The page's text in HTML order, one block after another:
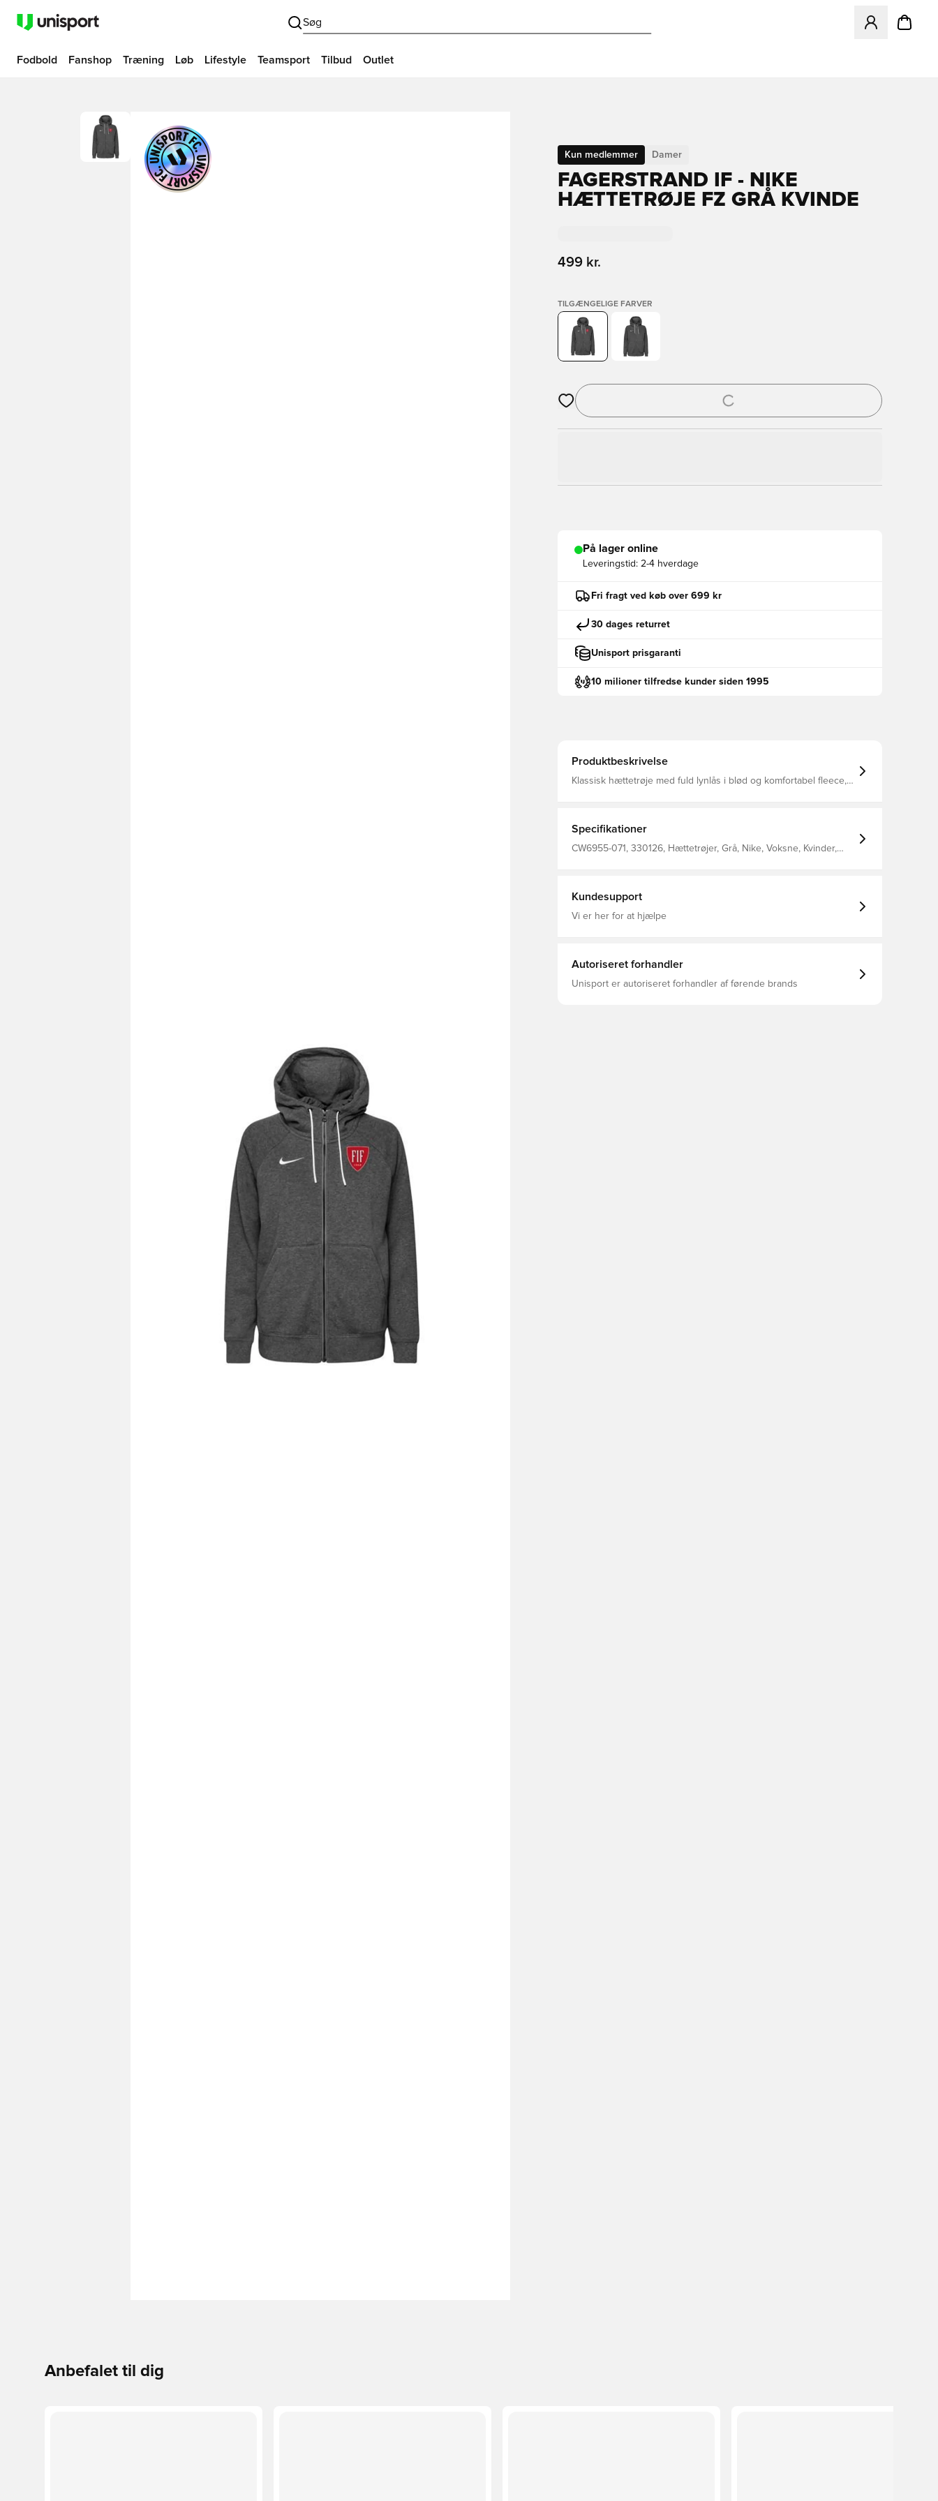
Søg
Åbner en
Fodbold Fanshop Træning Løb Lifestyle Teamsport Tilbud Outlet
Kun medlemmer Damer
FAGERSTRAND IF - NIKE
HÆTTETRØJE FZ GRÅ KVINDE
499 kr.
TILGÆNGELIGE FARVER
Åbner en Modal til at logge ind eller tilmelde dig som medlem
På lager online
Leveringstid: 2-4 hverdage
Fri fragt ved køb over 699 kr
30 dages returret
Unisport prisgaranti
10 milioner tilfredse kunder siden 1995
Produktbeskrivelse
Klassisk hættetrøje med fuld lynlås i blød og komfortabel fleece,
Regular fit Fremstillet i 80% bomuld og 20% polyester.
Specifikationer
CW6955-071, 330126, Hættetrøjer, Grå, Nike, Voksne, Kvinder,
Kundesupport
Vi er her for at hjælpe
Autoriseret forhandler
Unisport er autoriseret forhandler af førende brands
Anbefalet til dig